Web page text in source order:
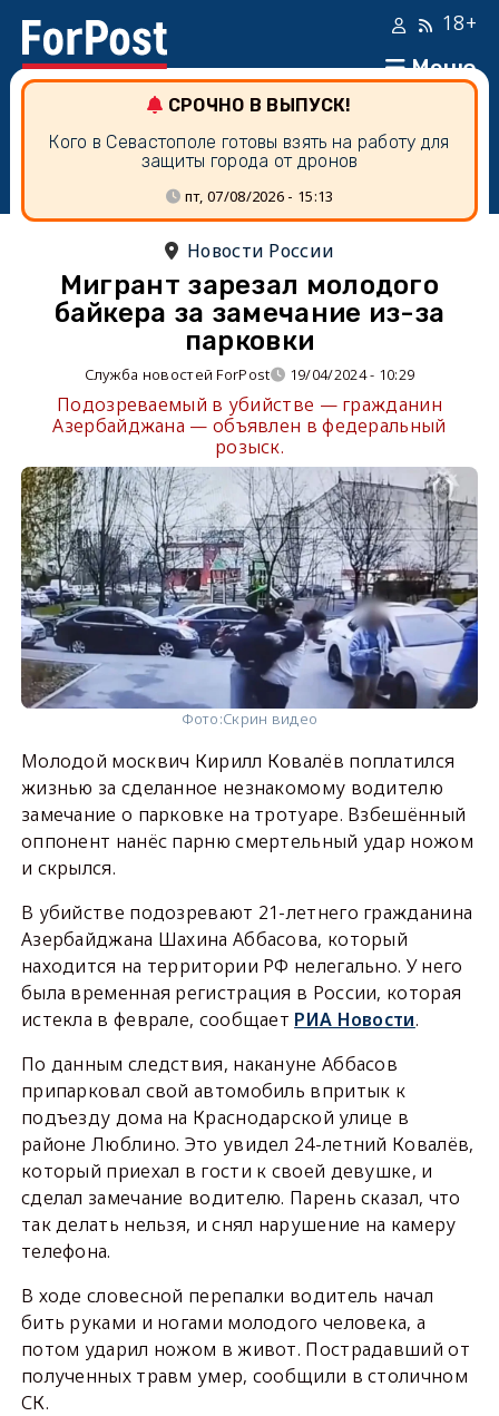
Меню
18+
СРОЧНО В ВЫПУСК!
Кого в Севастополе готовы взять на работу для
защиты города от дронов
пт, 07/08/2026 - 15:13
Новости России
Мигрант зарезал молодого
байкера за замечание из-за
парковки
Служба новостей ForPost 19/04/2024 - 10:29
Подозреваемый в убийстве — гражданин
Азербайджана — объявлен в федеральный
розыск.
Фото:Скрин видео
Молодой москвич Кирилл Ковалёв поплатился
жизнью за сделанное незнакомому водителю
замечание о парковке на тротуаре. Взбешённый
оппонент нанёс парню смертельный удар ножом
и скрылся.
В убийстве подозревают 21-летнего гражданина
Азербайджана Шахина Аббасова, который
находится на территории РФ нелегально. У него
была временная регистрация в России, которая
истекла в феврале, сообщает РИА Новости.
По данным следствия, накануне Аббасов
припарковал свой автомобиль впритык к
подъезду дома на Краснодарской улице в
районе Люблино. Это увидел 24-летний Ковалёв,
который приехал в гости к своей девушке, и
сделал замечание водителю. Парень сказал, что
так делать нельзя, и снял нарушение на камеру
телефона.
В ходе словесной перепалки водитель начал
бить руками и ногами молодого человека, а
потом ударил ножом в живот. Пострадавший от
полученных травм умер, сообщили в столичном
СК.